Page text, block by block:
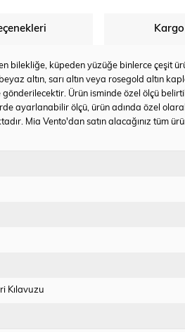
bilekliğe, küpeden yüzüğe binlerce çeşit
altın, sarı altın veya rosegold altın
Ürün isminde özel ölçü
ayarlanabilir ölçü, ürün adında özel
Mia Vento'dan satın alacağınız tüm
Kılavuzu